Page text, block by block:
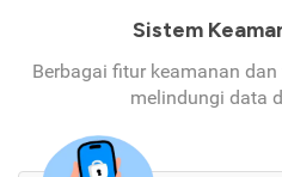
Sistem
Berbagai fitur keamanan
melindungi data